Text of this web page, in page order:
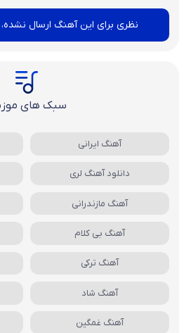
نظری برای این آهنگ ارسال
سبک های
آهنگ ایرانی
دانلود آهنگ لری
آهنگ مازندرانی
آهنگ بی کلام
آهنگ ترکی
آهنگ شاد
آهنگ غمگین